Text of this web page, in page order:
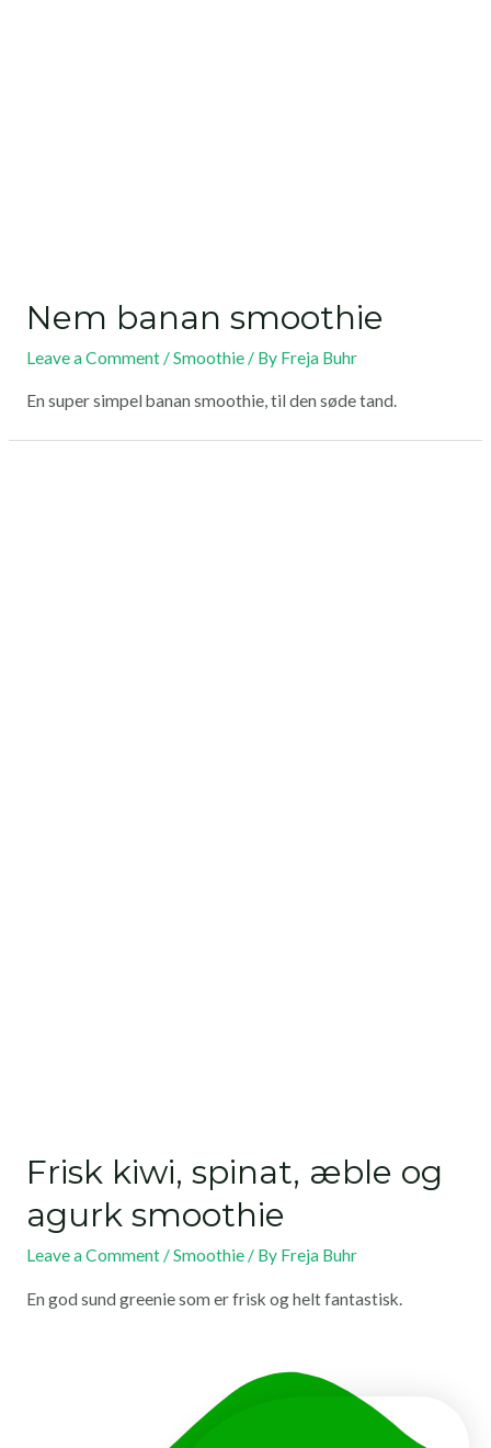
Nem banan smoothie
Leave a Comment /Smoothie/ By Freja Buhr
En super simpel banan smoothie, til den søde tand.
Frisk kiwi, spinat, æble og
agurk smoothie
Leave a Comment /Smoothie/ By Freja Buhr
En god sund greenie som er frisk og helt fantastisk.